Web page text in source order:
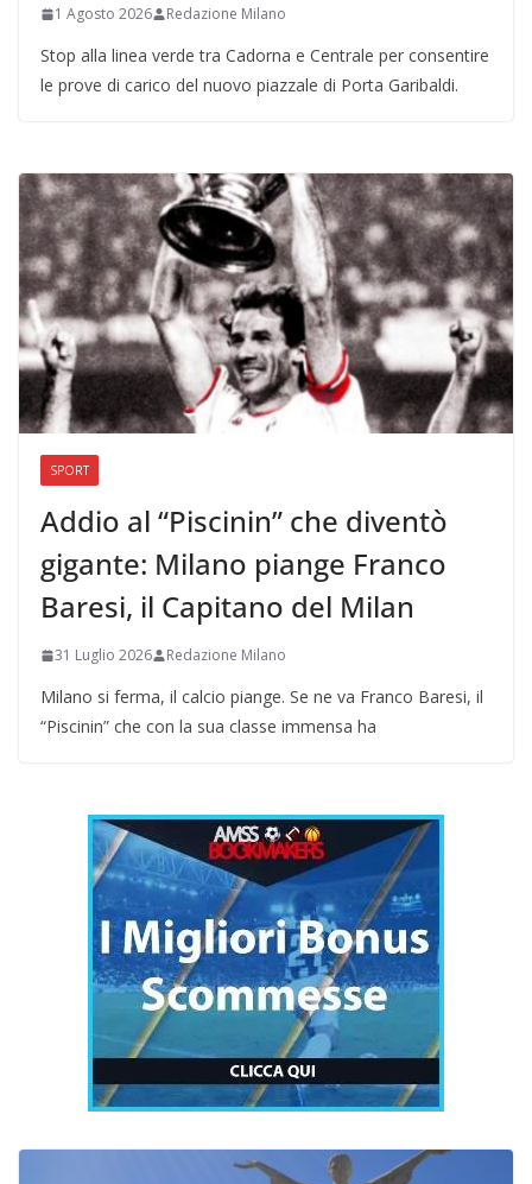
1 Agosto 2026 Redazione Milano
Stop alla linea verde tra Cadorna e Centrale per consentire
le prove di carico del nuovo piazzale di Porta Garibaldi.
SPORT
Addio al “Piscinin” che diventò
gigante: Milano piange Franco
Baresi, il Capitano del Milan
31 Luglio 2026 Redazione Milano
Milano si ferma, il calcio piange. Se ne va Franco Baresi, il
“Piscinin” che con la sua classe immensa ha